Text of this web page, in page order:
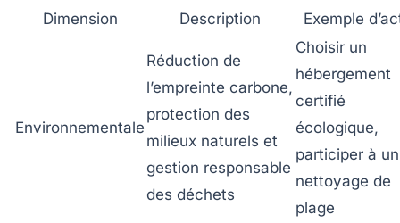
Dimension Description Exemple
Environnementale
Réduction de
l’empreinte carbone,
protection des
milieux naturels et
gestion responsable
des déchets
Choisir un
hébergement
certifié
écologique,
participer à un
nettoyage de
plage